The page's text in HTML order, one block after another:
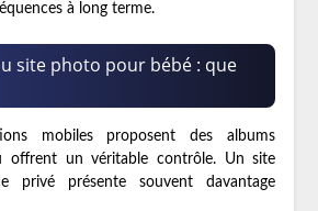
à long terme.
site photo pour bébé : que
mobiles proposent des albums
offrent un véritable contrôle. Un site
privé présente souvent davantage